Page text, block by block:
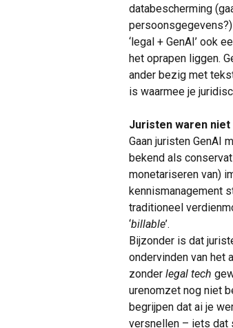
databescherming
‘legal + GenAI’ ook
het oprapen liggen.
ander bezig met
is waarmee je
Juristen waren niet
Gaan juristen GenAI
bekend als
monetariseren van)
kennismanagement
traditioneel
‘billable’.
Bijzonder is dat
ondervinden van het
zonder legal tech
urenomzet nog niet
begrijpen dat ai je
versnellen – iets dat